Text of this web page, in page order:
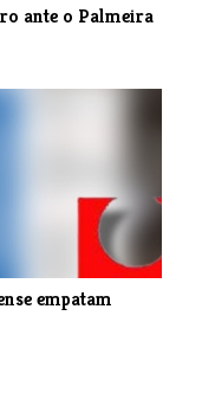
ante o Palmeira
empatam